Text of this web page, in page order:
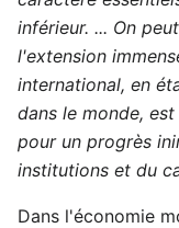
inférieur. ... On
l'extension
international, en
dans le monde,
pour un progrès
institutions et du
Dans l'économie